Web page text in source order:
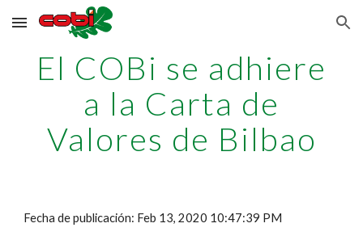
Skip to main content Skip to navigation
El COBi se adhiere
a la Carta de
Valores de Bilbao
Fecha de publicación: Feb 13, 2020 10:47:39 PM